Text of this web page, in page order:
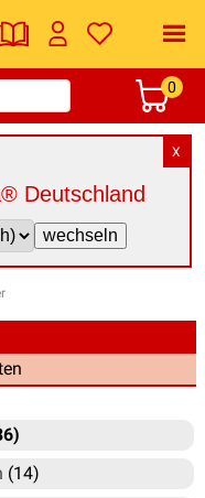
0
X
Deutschland
(14)